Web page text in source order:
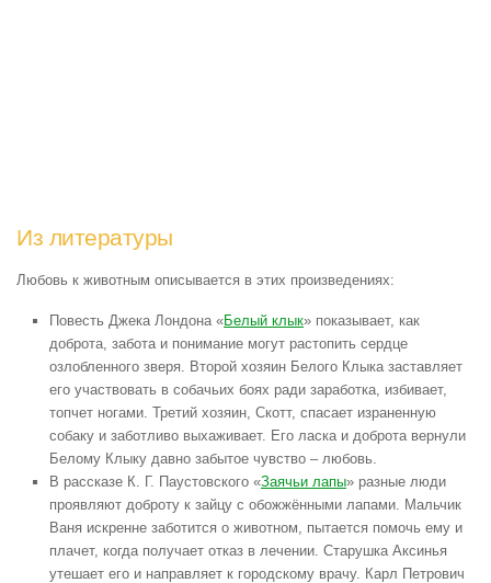
Из литературы
Любовь к животным описывается в этих произведениях:
Повесть Джека Лондона «Белый клык» показывает, как
доброта, забота и понимание могут растопить сердце
озлобленного зверя. Второй хозяин Белого Клыка заставляет
его участвовать в собачьих боях ради заработка, избивает,
топчет ногами. Третий хозяин, Скотт, спасает израненную
собаку и заботливо выхаживает. Его ласка и доброта вернули
Белому Клыку давно забытое чувство – любовь.
В рассказе К. Г. Паустовского «Заячьи лапы» разные люди
проявляют доброту к зайцу с обожжёнными лапами. Мальчик
Ваня искренне заботится о животном, пытается помочь ему и
плачет, когда получает отказ в лечении. Старушка Аксинья
утешает его и направляет к городскому врачу. Карл Петрович